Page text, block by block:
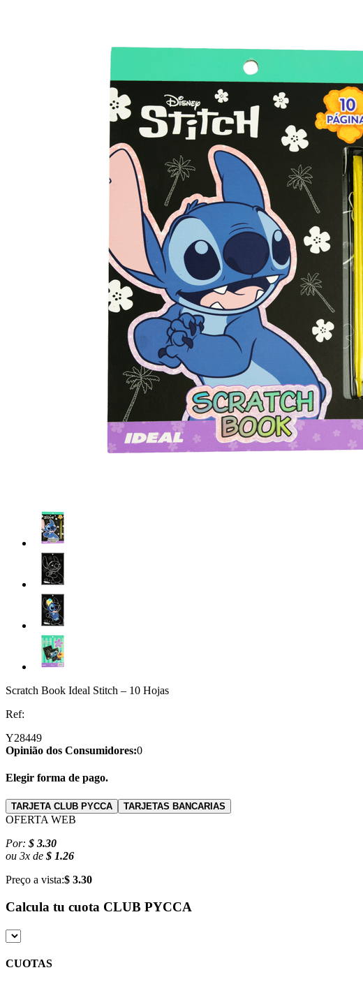
Scratch Book Ideal Stitch – 10 Hojas
Ref:
Y28449
Opinião dos Consumidores:0
Elegir forma de pago.
TARJETA CLUB PYCCA TARJETAS BANCARIAS
OFERTA WEB
Por: $ 3.30
ou 3x de $ 1.26
Preço a vista:$ 3.30
Calcula tu cuota CLUB PYCCA
CUOTAS